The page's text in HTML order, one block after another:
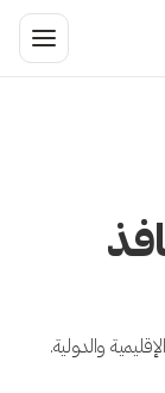
والدولية.